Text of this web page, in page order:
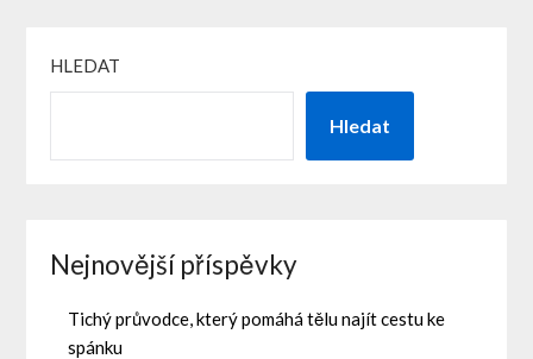
HLEDAT
Hledat
Nejnovější příspěvky
Tichý průvodce, který pomáhá tělu najít cestu ke
spánku